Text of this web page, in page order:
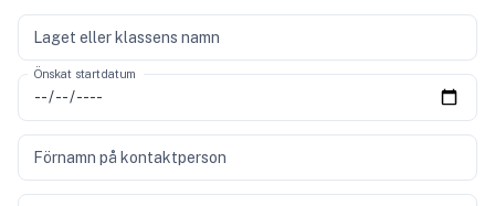
Laget eller klassens namn
Önskat startdatum
Förnamn på kontaktperson